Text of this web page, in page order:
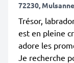
72230, Mulsanne
Trésor,
est en pleine
adore les
Je recherche